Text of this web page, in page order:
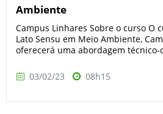
Ambiente
Campus Linhares Sobre o curso O
Lato Sensu em Meio Ambiente,
oferecerá uma abordagem técnico-
03/02/23 08h15